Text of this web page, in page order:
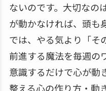
ないのです。大切なの
が動かなければ、頭も
では、やる気より「そ
前進する魔法を毎週の
意識するだけで心が動
整える心の作り方・動